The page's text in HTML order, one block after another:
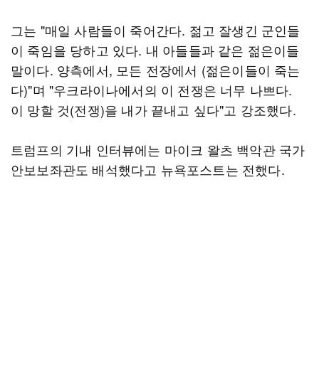
그는 "매일 사람들이 죽어간다. 젊고 잘생긴 군인들
이 죽임을 당하고 있다. 내 아들들과 같은 젊은이들
말이다. 양측에서, 모든 전장에서 (젊은이들이 죽는
다)"며 "우크라이나에서의 이 전쟁은 너무 나쁘다.
이 망할 것(전쟁)을 내가 끝내고 싶다"고 강조했다.
트럼프의 기내 인터뷰에는 마이크 왈츠 백악관 국가
안보보좌관도 배석했다고 뉴욕포스트는 전했다.